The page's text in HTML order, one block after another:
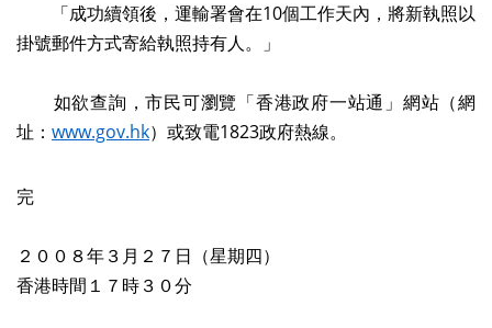
「成功續領後，運輸署會在10個工作天內，將新執照以
掛號郵件方式寄給執照持有人。」
如欲查詢，市民可瀏覽「香港政府一站通」網站（網
址： www.gov.hk）或致電1823政府熱線。
完
２００８年３月２７日（星期四）
香港時間１７時３０分